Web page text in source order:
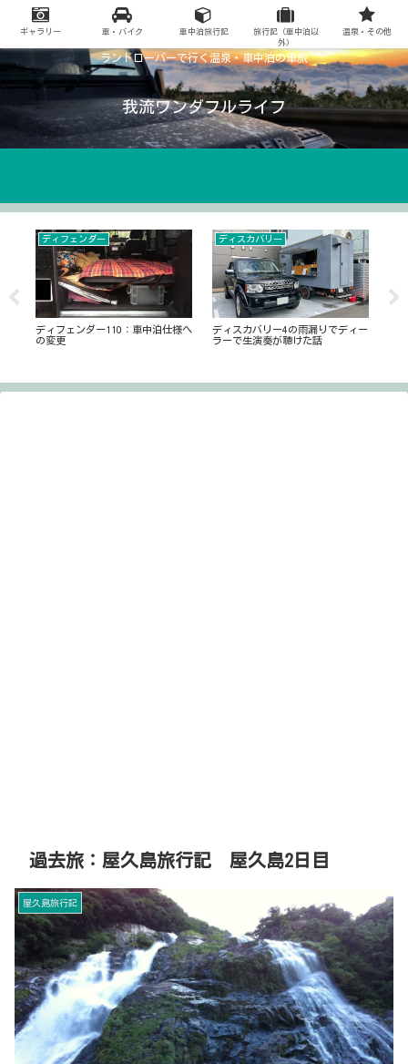
ランドローバーで行く温泉・車中泊の車旅
我流ワンダフルライフ
ディフェンダー
ディフェンダー110：車中泊仕様へ
の変更
ディスカバリー
ディスカバリー4の雨漏りでディー
ラーで生演奏が聴けた話
過去旅：屋久島旅行記 屋久島2日目
屋久島旅行記
ギャラリー 車・バイク 車中泊旅行記
旅行記（車中泊以
外）
温泉・その他